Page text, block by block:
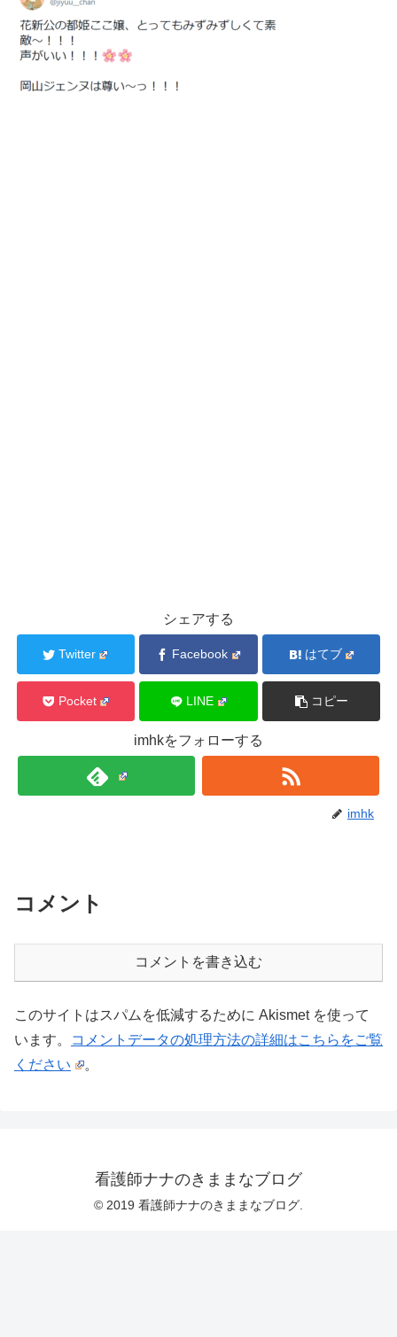
シェアする
Twitter Facebook はてブ
Pocket LINE コピー
imhkをフォローする
imhk
コメント
コメントを書き込む
このサイトはスパムを低減するために Akismet を使って
います。
コメントデータの処理方法の詳細はこちらをご覧
ください
。
看護師ナナのきままなブログ
© 2019 看護師ナナのきままなブログ.